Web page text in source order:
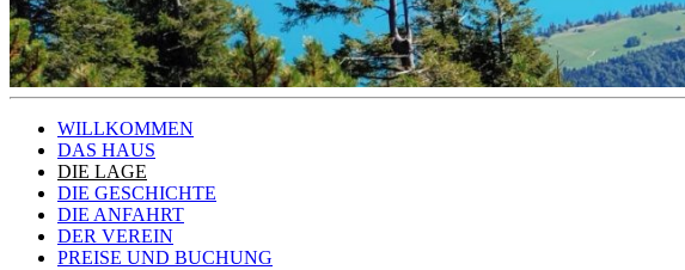
WILLKOMMEN
DAS HAUS
DIE LAGE
DIE GESCHICHTE
DIE ANFAHRT
DER VEREIN
PREISE UND BUCHUNG